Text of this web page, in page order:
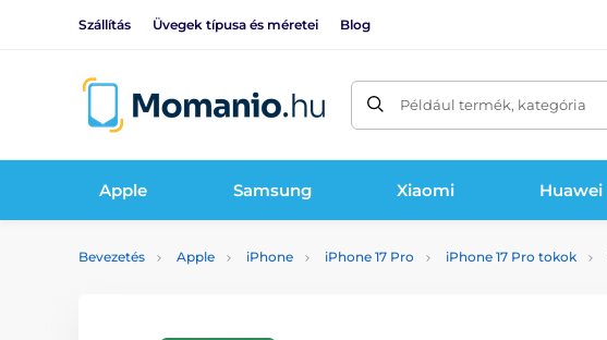
Szállítás Üvegek típusa és méretei Blog
Például termék, kategória
Apple Samsung Xiaomi Huawei
Bevezetés Apple iPhone iPhone 17 Pro iPhone 17 Pro tokok